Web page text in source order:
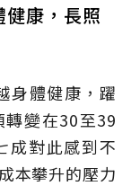
康，長照
身體健康，躍
變在30至39
成對此感到不
本攀升的壓力